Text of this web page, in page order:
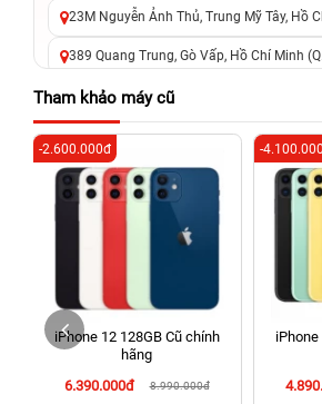
23M Nguyễn Ảnh Thủ, Trung Mỹ Tây, Hồ
389 Quang Trung, Gò Vấp, Hồ Chí Minh
625 - 625A Âu Cơ, Tân Phú, Hồ Chí Minh
326 Lê Văn Việt, Tăng Nhơn Phú, Hồ Chí
Đức cũ)
256 Võ Văn Ngân, Thủ Đức, Hồ Chí Minh
70 Nguyễn An Ninh, Dĩ An, Hồ Chí Minh
24h Vũng Tàu: 162A Ba Cu, Vũng Tàu,
Tàu cũ)
198 Hoàng Văn Thụ, Tân Sơn Nhất, Hồ
Tham khảo máy cũ
iPhone 12 128GB Cũ chính
hãng
6.390.000đ
8.990.000đ
-2.600.000đ
iPhone
-